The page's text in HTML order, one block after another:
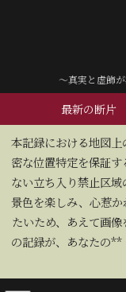
～真実と虚飾
最新の断片
本記録における地図
密な位置特定を保証
ない立ち入り禁止区
景色を楽しみ、心惹
たいため、あえて画
の記録が、あなたの